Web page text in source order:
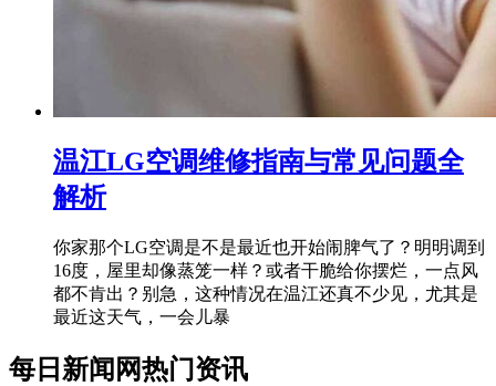
温江LG空调维修指南与常见问题全
解析
你家那个LG空调是不是最近也开始闹脾气了？明明调到
16度，屋里却像蒸笼一样？或者干脆给你摆烂，一点风
都不肯出？别急，这种情况在温江还真不少见，尤其是
最近这天气，一会儿暴
每日新闻网热门资讯